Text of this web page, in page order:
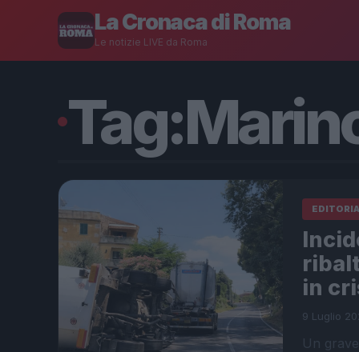
La Cronaca di Roma
Le notizie LIVE da Roma
Tag:
in
9 Luglio
Un